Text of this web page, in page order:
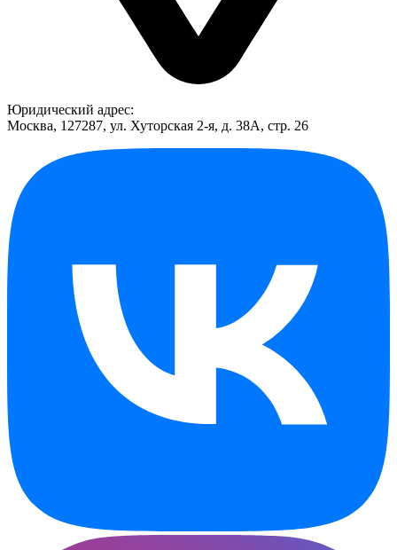
Юридический адрес:
Москва, 127287, ул. Хуторская 2-я, д. 38А, стр. 26